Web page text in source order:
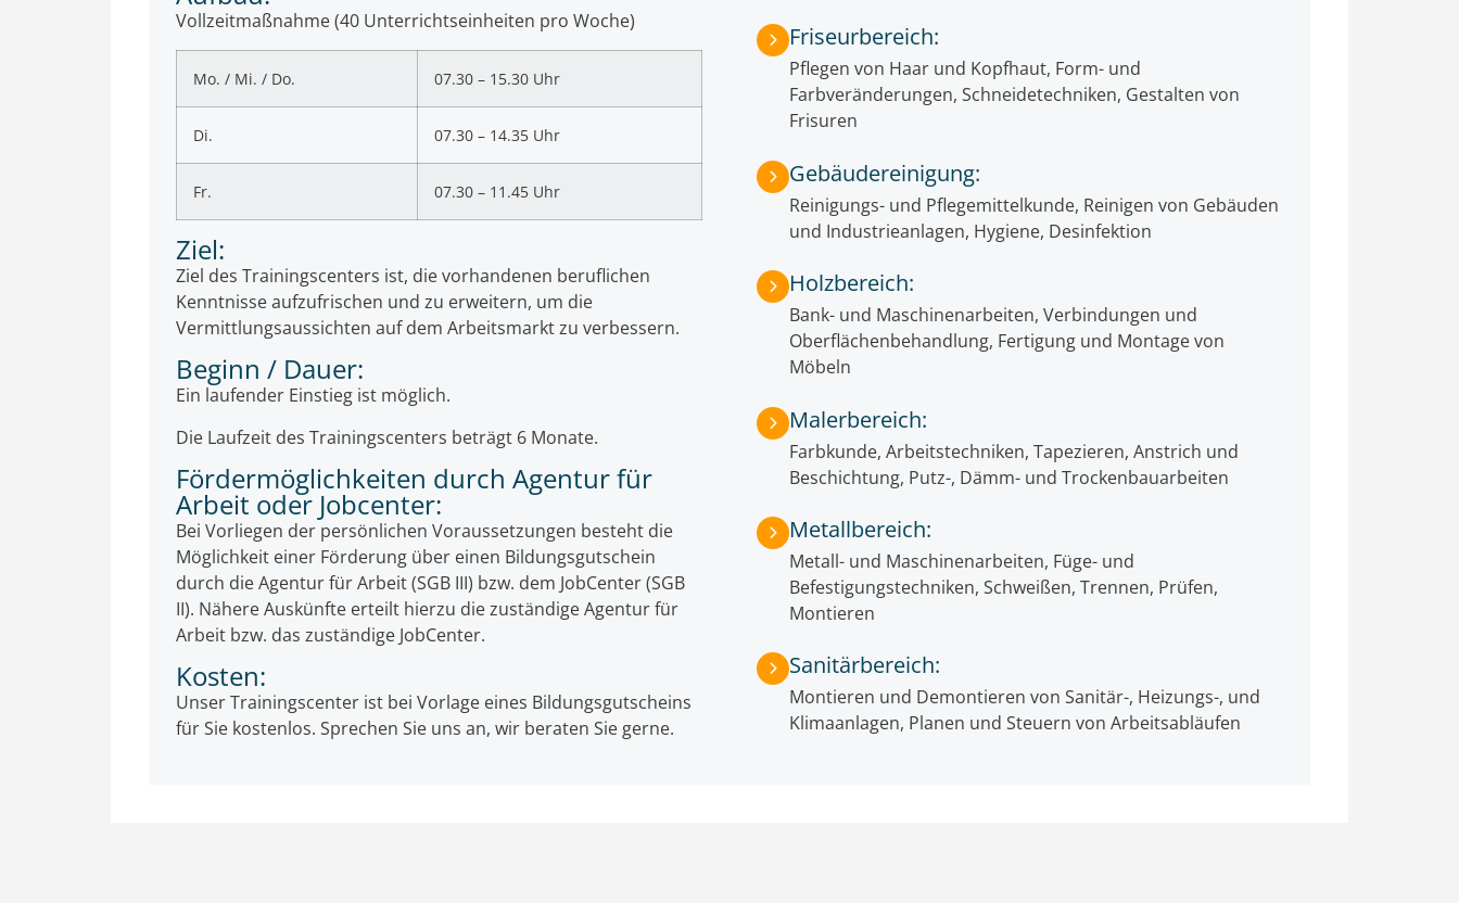
Vollzeitmaßnahme (40 Unterrichtseinheiten pro Woche)
Mo. / Mi. / Do. 07.30 – 15.30 Uhr
Di. 07.30 – 14.35 Uhr
Fr. 07.30 – 11.45 Uhr
Ziel:
Ziel des Trainingscenters ist, die vorhandenen beruflichen
Kenntnisse aufzufrischen und zu erweitern, um die
Vermittlungsaussichten auf dem Arbeitsmarkt zu verbessern.
Beginn / Dauer:
Ein laufender Einstieg ist möglich.
Die Laufzeit des Trainingscenters beträgt 6 Monate.
Fördermöglichkeiten durch Agentur für
Arbeit oder Jobcenter:
Bei Vorliegen der persönlichen Voraussetzungen besteht die
Möglichkeit einer Förderung über einen Bildungsgutschein
durch die Agentur für Arbeit (SGB III) bzw. dem JobCenter (SGB
II). Nähere Auskünfte erteilt hierzu die zuständige Agentur für
Arbeit bzw. das zuständige JobCenter.
Kosten:
Unser Trainingscenter ist bei Vorlage eines Bildungsgutscheins
für Sie kostenlos. Sprechen Sie uns an, wir beraten Sie gerne.
Friseurbereich:
Pflegen von Haar und Kopfhaut, Form- und
Farbveränderungen, Schneidetechniken, Gestalten von
Frisuren
Gebäudereinigung:
Reinigungs- und Pflegemittelkunde, Reinigen von Gebäuden
und Industrieanlagen, Hygiene, Desinfektion
Holzbereich:
Bank- und Maschinenarbeiten, Verbindungen und
Oberflächenbehandlung, Fertigung und Montage von
Möbeln
Malerbereich:
Farbkunde, Arbeitstechniken, Tapezieren, Anstrich und
Beschichtung, Putz-, Dämm- und Trockenbauarbeiten
Metallbereich:
Metall- und Maschinenarbeiten, Füge- und
Befestigungstechniken, Schweißen, Trennen, Prüfen,
Montieren
Sanitärbereich:
Montieren und Demontieren von Sanitär-, Heizungs-, und
Klimaanlagen, Planen und Steuern von Arbeitsabläufen